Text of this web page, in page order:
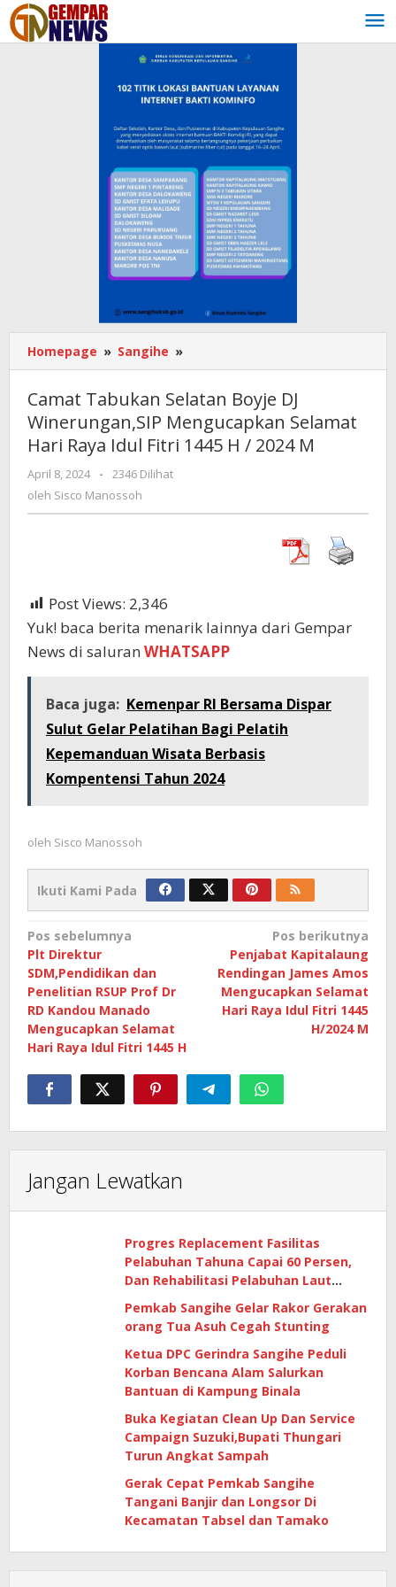
Lewati
ke
konten
Homepage » Sangihe »
Tabukan
Boyje
DJ
Winerungan,SIP
Raya
2024
M
Camat Tabukan Selatan Boyje DJ
Winerungan,SIP Mengucapkan Selamat
Hari Raya Idul Fitri 1445 H / 2024 M
April 8, 2024
oleh
Sisco
-
2346 Dilihat
oleh Sisco Manossoh
Post Views: 2,346
Yuk! baca berita menarik lainnya dari Gempar
News di saluran WHATSAPP
Baca juga: Kemenpar RI Bersama Dispar
Sulut Gelar Pelatihan Bagi Pelatih
Kepemanduan Wisata Berbasis
Kompentensi Tahun 2024
oleh Sisco Manossoh
Ikuti Kami Pada
Navigasi
pos
Pos sebelumnya
Plt Direktur
SDM,Pendidikan dan
Penelitian RSUP Prof Dr
RD Kandou Manado
Mengucapkan Selamat
Hari Raya Idul Fitri 1445 H
Pos berikutnya
Penjabat Kapitalaung
Rendingan James Amos
Mengucapkan Selamat
Hari Raya Idul Fitri 1445
H/2024 M
Jangan Lewatkan
Progres Replacement Fasilitas
Pelabuhan Tahuna Capai 60 Persen,
Dan Rehabilitasi Pelabuhan Laut
Pemkab Sangihe Gelar Rakor Gerakan
orang Tua Asuh Cegah Stunting
Ketua DPC Gerindra Sangihe Peduli
Korban Bencana Alam Salurkan
Bantuan di Kampung Binala
Buka Kegiatan Clean Up Dan Service
Campaign Suzuki,Bupati Thungari
Turun Angkat Sampah
Gerak Cepat Pemkab Sangihe
Tangani Banjir dan Longsor Di
Kecamatan Tabsel dan Tamako